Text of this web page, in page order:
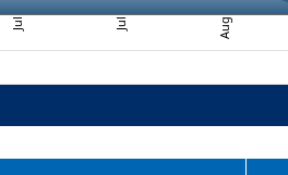
Jul Jul Aug